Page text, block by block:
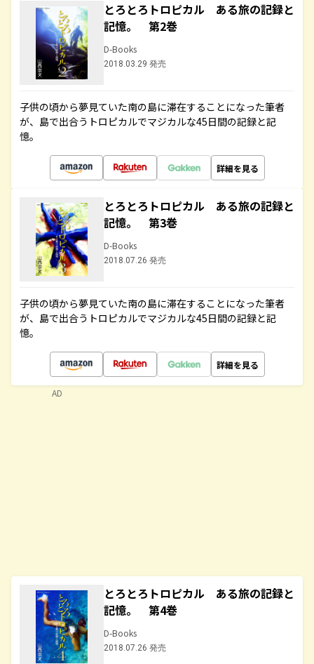
とろとろトロピカル ある旅の記録と
記憶。 第2巻
D-Books
2018.03.29 発売
子供の頃から夢見ていた南の島に滞在することになった筆者
が、島で出合うトロピカルでマジカルな45日間の記録と記
憶。
詳細を見る
とろとろトロピカル ある旅の記録と
記憶。 第3巻
D-Books
2018.07.26 発売
子供の頃から夢見ていた南の島に滞在することになった筆者
が、島で出合うトロピカルでマジカルな45日間の記録と記
憶。
詳細を見る
とろとろトロピカル ある旅の記録と
記憶。 第4巻
D-Books
2018.07.26 発売
AD